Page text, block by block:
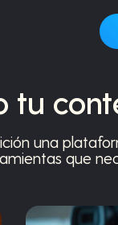
tu
una
que